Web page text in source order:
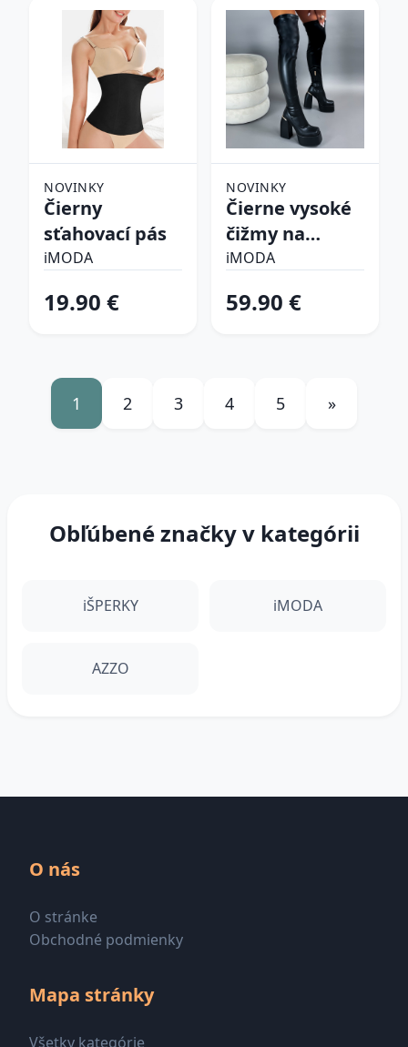
NOVINKY
Čierny
sťahovací pás
iMODA
19.90 €
NOVINKY
Čierne vysoké
čižmy na
platforme
iMODA
59.90 €
1 2 3 4 5 »
Obľúbené značky v kategórii
iŠPERKY iMODA
AZZO
O nás
O stránke
Obchodné podmienky
Mapa stránky
Všetky kategórie